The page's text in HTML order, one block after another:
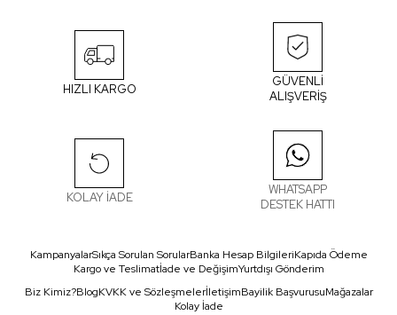
HIZLI KARGO
GÜVENLİ
ALIŞVERİŞ
KOLAY İADE
WHATSAPP
DESTEK HATTI
KampanyalarSıkça Sorulan SorularBanka Hesap BilgileriKapıda Ödeme
Kargo ve Teslimatİade ve DeğişimYurtdışı Gönderim
Biz Kimiz?BlogKVKK ve SözleşmelerİletişimBayilik BaşvurusuMağazalar
Kolay İade